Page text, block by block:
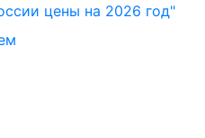
цены на 2026 год"